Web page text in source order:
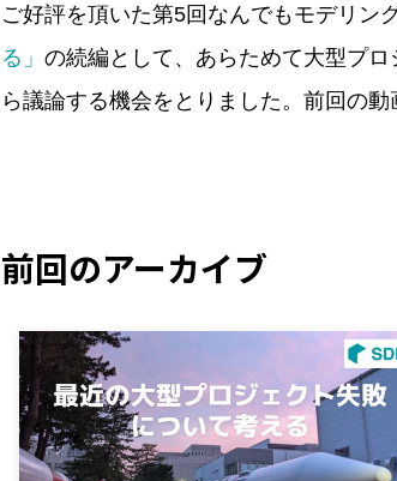
ご好評を頂いた第5回なんでもモデリン
る」 の続編として、あらためて大型プ
ら議論する機会をとりました。前回の動
前回のアーカイブ